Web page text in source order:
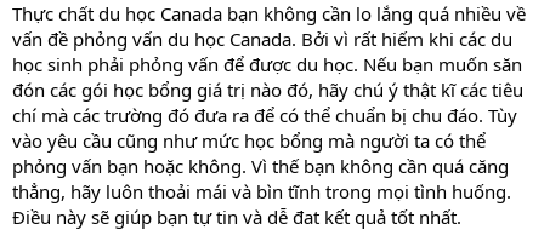
Thực chất du học Canada bạn không cần lo lắng quá nhiều về
vấn đề phỏng vấn du học Canada. Bởi vì rất hiếm khi các du
học sinh phải phỏng vấn để được du học. Nếu bạn muốn săn
đón các gói học bổng giá trị nào đó, hãy chú ý thật kĩ các tiêu
chí mà các trường đó đưa ra để có thể chuẩn bị chu đáo. Tùy
vào yêu cầu cũng như mức học bổng mà người ta có thể
phỏng vấn bạn hoặc không. Vì thế bạn không cần quá căng
thẳng, hãy luôn thoải mái và bìn tĩnh trong mọi tình huống.
Điều này sẽ giúp bạn tự tin và dễ đat kết quả tốt nhất.